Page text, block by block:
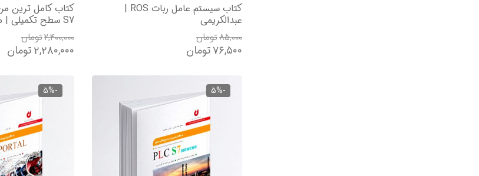
کتاب سیستم عامل ربات ROS |
عبدالکریمی
۸۵,۰۰۰تومان
۷۶,۵۰۰تومان
S7 سطح تکمیلی | ماهر
۲,۴۰۰,۰۰۰تومان
۲,۲۸۰,۰۰۰تومان
-5%
-5%